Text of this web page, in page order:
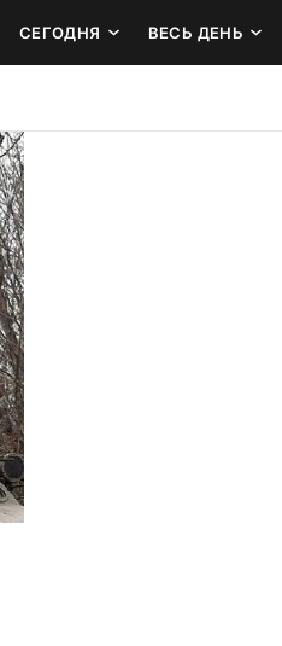
СЕГОДНЯ ВЕСЬ ДЕНЬ